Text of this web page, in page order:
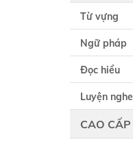
Từ vựng
Ngữ pháp
Đọc hiểu
Luyện nghe
CAO CẤP